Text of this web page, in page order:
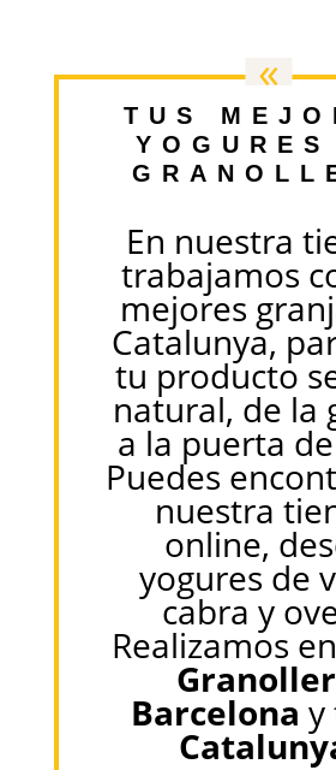
«
TUS
YOGURES
En nuestra
trabajamos
mejores
Catalunya,
tu producto
natural, de la
a la puerta
Puedes
nuestra
online,
yogures de
cabra y
Realizamos
Barcelonay